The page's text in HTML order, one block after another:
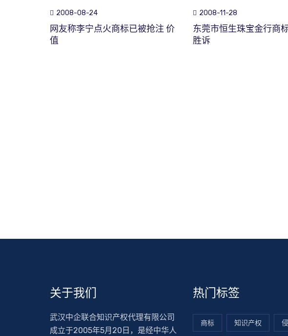
2008-08-24
网友称李宁点火商标已被抢注 价
值
2008-11-28
东莞市恒生珠宝金行商
胜诉
关于我们
武汉中企联合知识产权代理有限公司
成立于2005年5月20日，是经中华人
热门标签
商标 知识产权